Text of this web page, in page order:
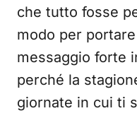
che tutto fosse
modo per
messaggio forte
perché la
giornate in cui ti